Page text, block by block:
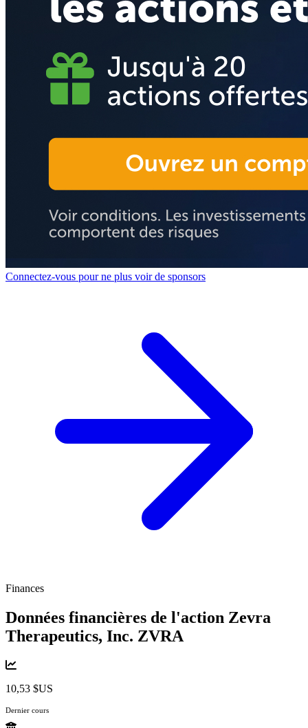
Connectez-vous pour ne plus voir de sponsors
Finances
Données financières de l'action Zevra
Therapeutics, Inc. ZVRA
10,53 $US
Dernier cours